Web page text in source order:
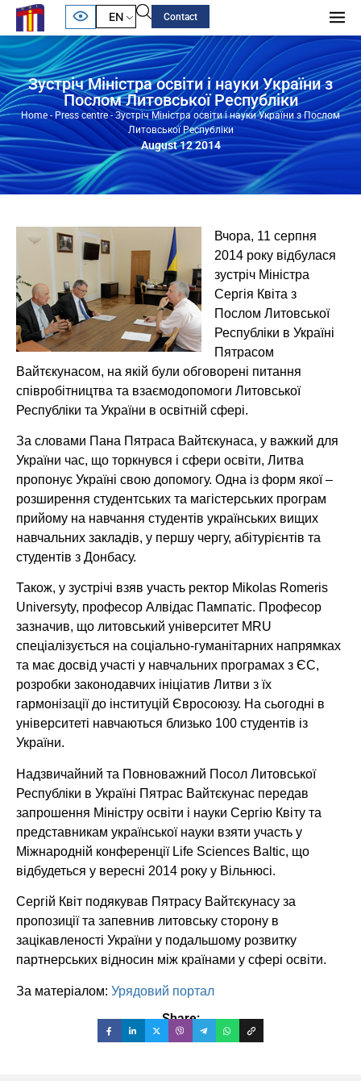
EN Contact
Зустріч Міністра освіти і науки України з
Послом Литовської Республіки
Home- Press centre-Зустріч Міністра освіти і науки України з Послом
Литовської Республіки
August 12 2014
Вчора, 11 серпня
2014 року відбулася
зустріч Міністра
Сергія Квіта з
Послом Литовської
Республіки в Україні
Пятрасом
Вайтєкунасом, на якій були обговорені питання
співробітництва та взаємодопомоги Литовської
Республіки та України в освітній сфері.
За словами Пана Пятраса Вайтєкунаса, у важкий для
України час, що торкнувся і сфери освіти, Литва
пропонує Україні свою допомогу. Одна із форм якої –
розширення студентських та магістерських програм
прийому на навчання студентів українських вищих
навчальних закладів, у першу чергу, абітурієнтів та
студентів з Донбасу.
Також, у зустрічі взяв участь ректор Mikolas Romeris
Universyty, професор Алвідас Пампатіс. Професор
зазначив, що литовський університет MRU
спеціалізується на соціально-гуманітарних напрямках
та має досвід участі у навчальних програмах з ЄС,
розробки законодавчих ініціатив Литви з їх
гармонізації до інституцій Євросоюзу. На сьогодні в
університеті навчаються близько 100 студентів із
України.
Надзвичайний та Повноважний Посол Литовської
Республіки в Україні Пятрас Вайтєкунас передав
запрошення Міністру освіти і науки Сергію Квіту та
представникам української науки взяти участь у
Міжнародній конференції Life Sciences Baltic, що
відбудеться у вересні 2014 року у Вільнюсі.
Сергій Квіт подякував Пятрасу Вайтєкунасу за
пропозиції та запевнив литовську сторону в
зацікавленості України у подальшому розвитку
партнерських відносин між країнами у сфері освіти.
За матеріалом: Урядовий портал
Share: